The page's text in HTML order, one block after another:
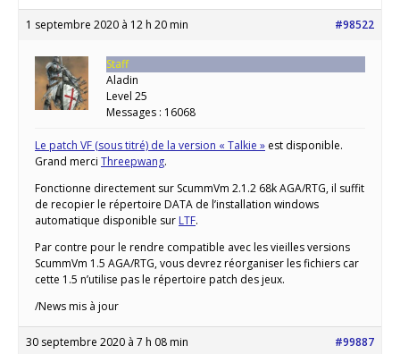
1 septembre 2020 à 12 h 20 min #98522
Staff
Aladin
Level 25
Messages : 16068
Le patch VF (sous titré) de la version « Talkie » est disponible.
Grand merci Threepwang.
Fonctionne directement sur ScummVm 2.1.2 68k AGA/RTG, il suffit
de recopier le répertoire DATA de l’installation windows
automatique disponible sur LTF.
Par contre pour le rendre compatible avec les vieilles versions
ScummVm 1.5 AGA/RTG, vous devrez réorganiser les fichiers car
cette 1.5 n’utilise pas le répertoire patch des jeux.
/News mis à jour
30 septembre 2020 à 7 h 08 min #99887